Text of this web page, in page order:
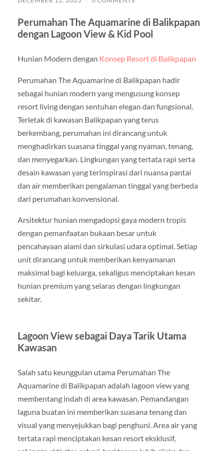
Perumahan The Aquamarine di Balikpapan
dengan Lagoon View & Kid Pool
Hunian Modern dengan Konsep Resort di Balikpapan
Perumahan The Aquamarine di Balikpapan hadir
sebagai hunian modern yang mengusung konsep
resort living dengan sentuhan elegan dan fungsional.
Terletak di kawasan Balikpapan yang terus
berkembang, perumahan ini dirancang untuk
menghadirkan suasana tinggal yang nyaman, tenang,
dan menyegarkan. Lingkungan yang tertata rapi serta
desain kawasan yang terinspirasi dari nuansa pantai
dan air memberikan pengalaman tinggal yang berbeda
dari perumahan konvensional.
Arsitektur hunian mengadopsi gaya modern tropis
dengan pemanfaatan bukaan besar untuk
pencahayaan alami dan sirkulasi udara optimal. Setiap
unit dirancang untuk memberikan kenyamanan
maksimal bagi keluarga, sekaligus menciptakan kesan
hunian premium yang selaras dengan lingkungan
sekitar.
Lagoon View sebagai Daya Tarik Utama
Kawasan
Salah satu keunggulan utama Perumahan The
Aquamarine di Balikpapan adalah lagoon view yang
membentang indah di area kawasan. Pemandangan
laguna buatan ini memberikan suasana tenang dan
visual yang menyejukkan bagi penghuni. Area air yang
tertata rapi menciptakan kesan resort eksklusif,